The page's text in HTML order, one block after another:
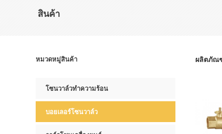
สินค้า
หมวดหมู่สินค้า
โซนวาล์วทำความร้อน
บอยเลอร์โซนวาล์ว
ผลิตภัณ